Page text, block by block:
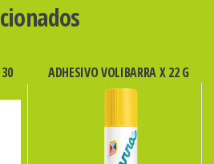
ADHESIVO VOLIBARRA X 22 G